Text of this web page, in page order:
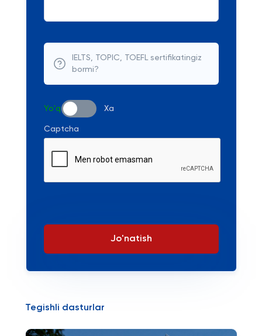
IELTS, TOPIC, TOEFL sertifikatingiz
bormi?
Yo'q Xa
Captcha
Jo'natish
Tegishli dasturlar